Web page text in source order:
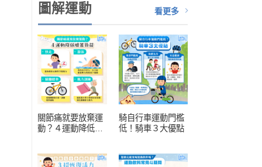
圖解運動 看更多
關節痛就要放棄運
動？４運動降低膝
騎自行車運動門檻
低！騎車３大優點